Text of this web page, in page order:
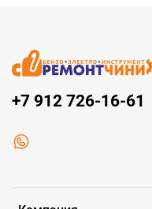
+7 912 726-16-61